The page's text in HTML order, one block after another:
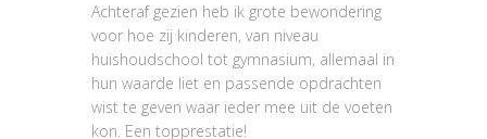
Achteraf gezien heb ik grote bewondering
voor hoe zij kinderen, van niveau
huishoudschool tot gymnasium, allemaal in
hun waarde liet en passende opdrachten
wist te geven waar ieder mee uit de voeten
kon. Een topprestatie!